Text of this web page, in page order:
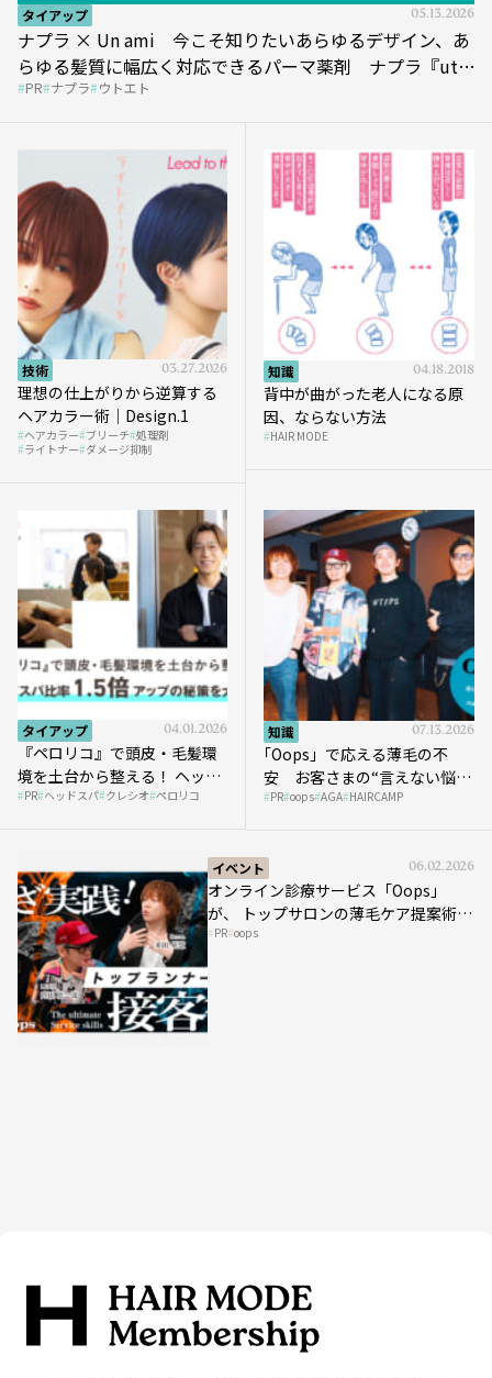
タイアップ 05.13.2026
ナプラ × Un ami 今こそ知りたいあらゆるデザイン、あ
らゆる髪質に幅広く対応できるパーマ薬剤 ナプラ『ut-
et』
PR ナプラ ウトエト
技術 03.27.2026
理想の仕上がりから逆算する
ヘアカラー術｜Design.1
ヘアカラー ブリーチ 処理剤
ライトナー ダメージ抑制
知識 04.18.2018
背中が曲がった老人になる原
因、ならない方法
HAIR MODE
タイアップ 04.01.2026
『ペロリコ』で頭皮・毛髪環
境を土台から整える！ ヘッド
スパ比率1.5倍アップの秘策を
PR ヘッドスパ クレシオ ペロリコ
知識 07.13.2026
｢Oops」で応える薄毛の不
安 お客さまの“言えない悩
み”にどう向き合う？ ＃01
PR oops AGA HAIRCAMP
イベント 06.02.2026
オンライン診療サービス「Oops」
が、 トップサロンの薄毛ケア提案術を
HAIRCAMPで公開！
PR oops